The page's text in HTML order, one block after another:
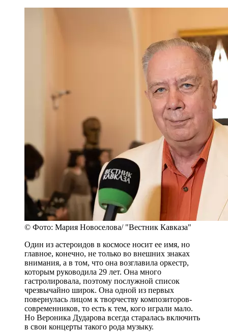
© Фото: Мария Новоселова/ "Вестник Кавказа"
Один из астероидов в космосе носит ее имя, но
главное, конечно, не только во внешних знаках
внимания, а в том, что она возглавила оркестр,
которым руководила 29 лет. Она много
гастролировала, поэтому послужной список
чрезвычайно широк. Она одной из первых
повернулась лицом к творчеству композиторов-
современников, то есть к тем, кого играли мало.
Но Вероника Дударова всегда старалась включить
в свои концерты такого рода музыку.